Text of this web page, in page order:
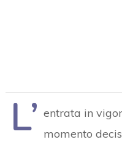
L’ entrata in
momento